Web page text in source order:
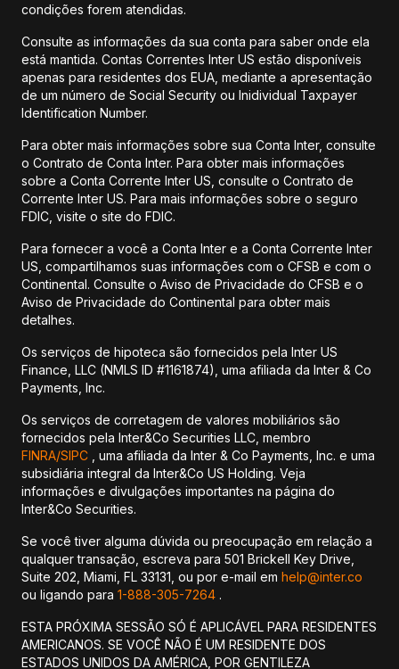
condições forem atendidas.
Consulte as informações da sua conta para saber onde ela
está mantida. Contas Correntes Inter US estão disponíveis
apenas para residentes dos EUA, mediante a apresentação
de um número de Social Security ou Inidividual Taxpayer
Identification Number.
Para obter mais informações sobre sua Conta Inter, consulte
o Contrato de Conta Inter. Para obter mais informações
sobre a Conta Corrente Inter US, consulte o Contrato de
Corrente Inter US. Para mais informações sobre o seguro
FDIC, visite o site do FDIC.
Para fornecer a você a Conta Inter e a Conta Corrente Inter
US, compartilhamos suas informações com o CFSB e com o
Continental. Consulte o Aviso de Privacidade do CFSB e o
Aviso de Privacidade do Continental para obter mais
detalhes.
Os serviços de hipoteca são fornecidos pela Inter US
Finance, LLC (NMLS ID #1161874), uma afiliada da Inter & Co
Payments, Inc.
Os serviços de corretagem de valores mobiliários são
fornecidos pela Inter&Co Securities LLC, membro
FINRA/SIPC , uma afiliada da Inter & Co Payments, Inc. e uma
subsidiária integral da Inter&Co US Holding. Veja
informações e divulgações importantes na página do
Inter&Co Securities.
Se você tiver alguma dúvida ou preocupação em relação a
qualquer transação, escreva para 501 Brickell Key Drive,
Suite 202, Miami, FL 33131, ou por e-mail em help@inter.co
ou ligando para 1-888-305-7264 .
ESTA PRÓXIMA SESSÃO SÓ É APLICÁVEL PARA RESIDENTES
AMERICANOS. SE VOCÊ NÃO É UM RESIDENTE DOS
ESTADOS UNIDOS DA AMÉRICA, POR GENTILEZA